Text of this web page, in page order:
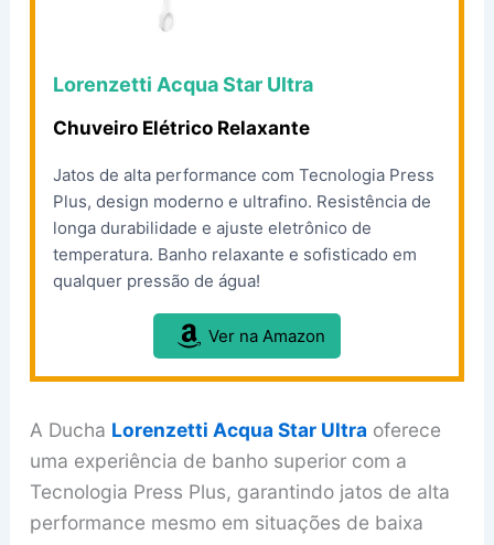
Lorenzetti Acqua Star Ultra
Chuveiro Elétrico Relaxante
Jatos de alta performance com Tecnologia Press
Plus, design moderno e ultrafino. Resistência de
longa durabilidade e ajuste eletrônico de
temperatura. Banho relaxante e sofisticado em
qualquer pressão de água!
Ver na Amazon
A Ducha Lorenzetti Acqua Star Ultra oferece
uma experiência de banho superior com a
Tecnologia Press Plus, garantindo jatos de alta
performance mesmo em situações de baixa